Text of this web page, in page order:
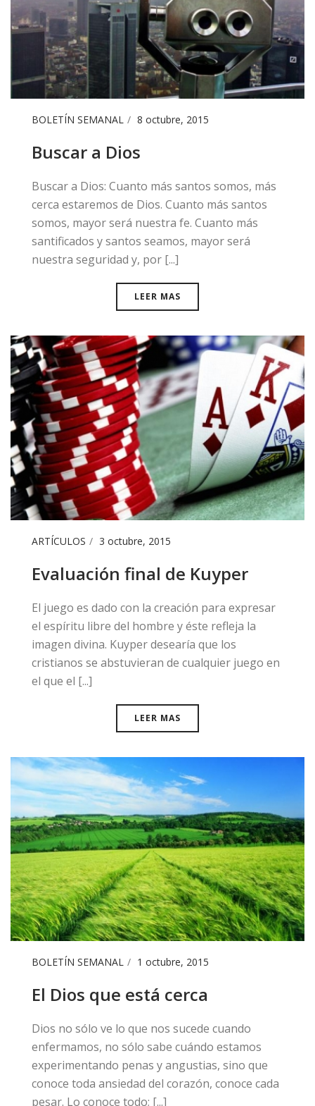
BOLETÍN SEMANAL 8 octubre, 2015
Buscar a Dios
Buscar a Dios: ​Cuanto más santos somos, más
cerca estaremos de Dios. Cuanto más santos
somos, mayor será nuestra fe. Cuanto más
santificados y santos seamos, mayor será
nuestra seguridad y, por [...]
LEER MAS
ARTÍCULOS 3 octubre, 2015
Evaluación final de Kuyper
El juego es dado con la creación para expresar
el espíritu libre del hombre y éste refleja la
imagen divina. Kuyper desearía que los
cristianos se abstuvieran de cualquier juego en
el que el [...]
LEER MAS
BOLETÍN SEMANAL 1 octubre, 2015
El Dios que está cerca
Dios no sólo ve lo que nos sucede cuando
enfermamos, no sólo sabe cuándo estamos
experimentando penas y angustias, sino que
conoce toda ansiedad del corazón, conoce cada
pesar. Lo conoce todo; [...]